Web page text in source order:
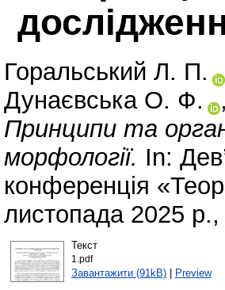
Горальський Л. П.
Дунаєвська О. Ф.
,
Принципи та
морфології. In:
конференція
листопада 2025
Текст
1.pdf
Завантажити (91kB)| Preview